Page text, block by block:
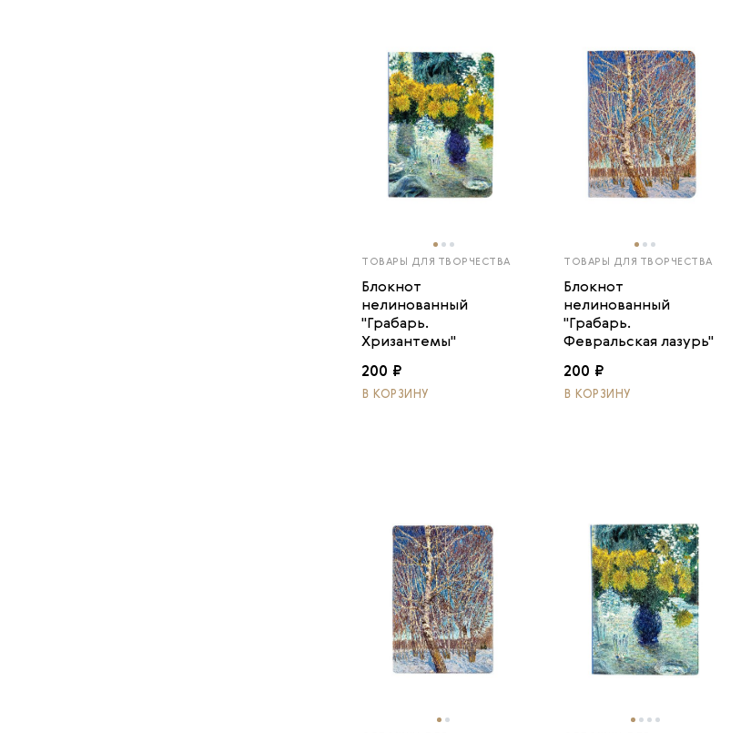
ТОВАРЫ ДЛЯ ТВОРЧЕСТВА
Блокнот
нелинованный
"Грабарь.
Хризантемы"
200 ₽
В КОРЗИНУ
ТОВАРЫ ДЛЯ ТВОРЧЕСТВА
Блокнот
нелинованный
"Грабарь.
Февральская лазурь"
200 ₽
В КОРЗИНУ